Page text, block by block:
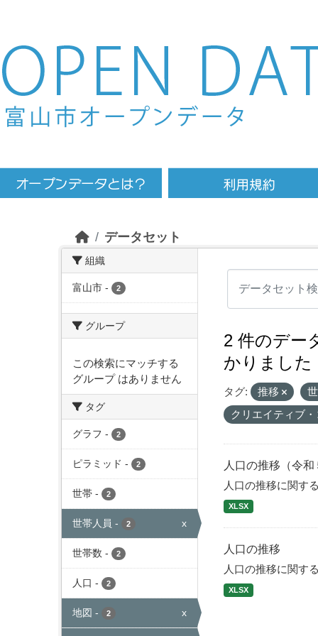
Skip to main content
データセット
組織
富山市 - 2
グループ
この検索にマッチする
グループ はありません
タグ
グラフ - 2
ピラミッド - 2
世帯 - 2
世帯人員 - 2 x
世帯数 - 2
人口 - 2
地図 - 2 x
2 件のデー
かりました
タグ: 推移
クリエイティブ
人口の推移（令和
人口の推移に関す
XLSX
人口の推移
人口の推移に関す
XLSX